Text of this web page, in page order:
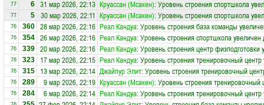
77 6 31 мар 2026, 22:13 Круассан (Мсакен): Уровень строения спортшкола
77 5 30 мар 2026, 22:11 Круассан (Мсакен): Уровень строения спортшкола
76 360 28 мар 2026, 22:16 Реал Кандуа: Уровень строения база команды
76 354 26 мар 2026, 22:16 Реал Кандуа: Уровень строения спортшкола увеличен
76 339 20 мар 2026, 22:16 Реал Кандуа: Уровень строения центр физподготовки
76 323 17 мар 2026, 22:15 Реал Кандуа: Уровень строения тренировочный
76 315 13 мар 2026, 22:14 Джайпур Элит: Уровень строения тренировочный
76 289 9 мар 2026, 22:19 Круассан (Мсакен): Уровень строения тренировочный
76 284 6 мар 2026, 22:14 Реал Кандуа: Уровень строения тренировочный